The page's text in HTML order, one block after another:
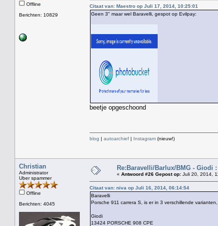
Offline
Berichten: 10829
Citaat van: Maestro op Juli 17, 2014, 10:25:01
Geen 3" maar wel Baravelli, gespot op Evilpay:
beetje opgeschoond
blog | autoarchief | Instagram (nieuw!)
Christian
Administrator
Uber spammer
Offline
Berichten: 4045
Re:Baravelli/Barlux/BMG - Giodi
« Antwoord #26 Gepost op: Juli 20, 2014,
Citaat van: niva op Juli 16, 2014, 06:14:54
Baravelli
Porsche 911 carrera S, is er in 3 verschillende
Giodi
13424 PORSCHE 908 CPE